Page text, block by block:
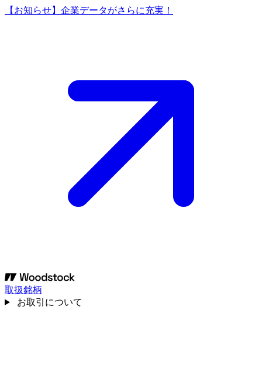
【お知らせ】企業データがさらに充実！
取扱銘柄
お取引について